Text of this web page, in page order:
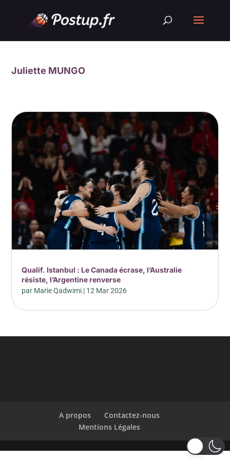
Juliette MUNGO
Qualif. Istanbul : Le Canada écrase, l’Australie
résiste, l’Argentine renverse
par Marie Qadwimi | 12 Mar 2026
A propos
Contactez-nous
Mentions Légales